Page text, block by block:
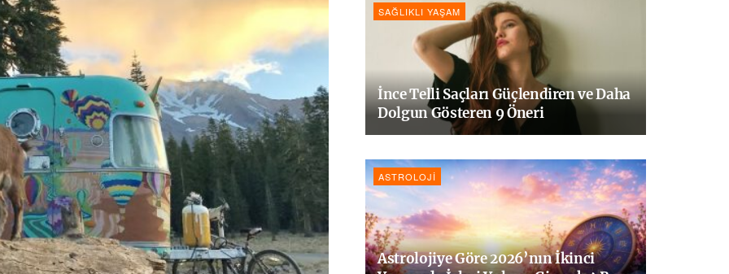
SAĞLIKLI YAŞAM
İnce Telli Saçları Güçlendiren ve Daha
Dolgun Gösteren 9 Öneri
ASTROLOJI
Astrolojiye Göre 2026’nın İkinci